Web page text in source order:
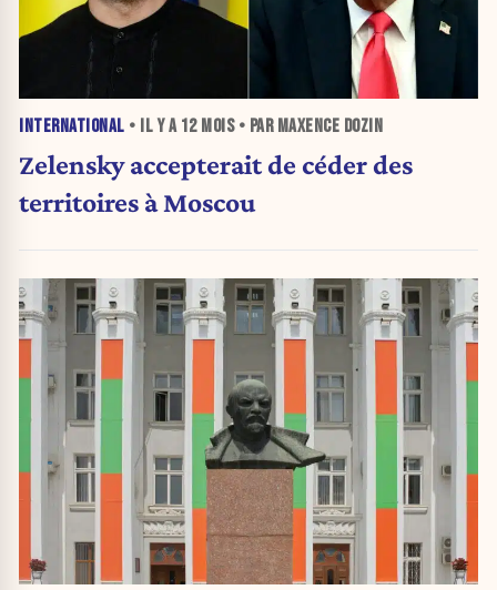
INTERNATIONAL • IL Y A 12 MOIS• PAR MAXENCE DOZIN
Zelensky accepterait de céder des
territoires à Moscou